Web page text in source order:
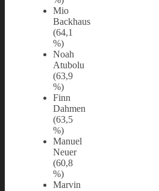
Mio
Backhaus
(64,1
%)
Noah
Atubolu
(63,9
%)
Finn
Dahmen
(63,5
%)
Manuel
Neuer
(60,8
%)
Marvin